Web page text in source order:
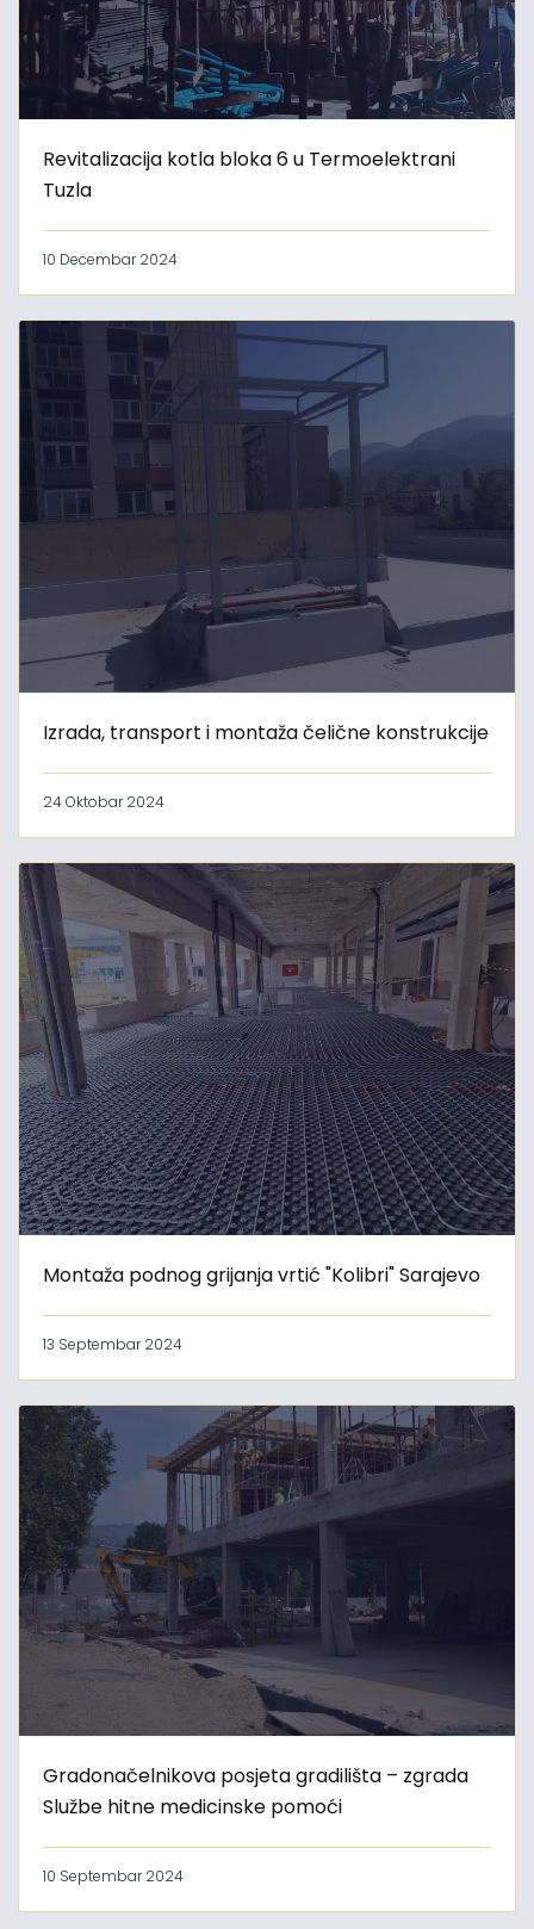
Revitalizacija kotla bloka 6 u Termoelektrani
Tuzla
10 Decembar 2024
Izrada, transport i montaža čelične konstrukcije
24 Oktobar 2024
Montaža podnog grijanja vrtić "Kolibri" Sarajevo
13 Septembar 2024
Gradonačelnikova posjeta gradilišta – zgrada
Službe hitne medicinske pomoći
10 Septembar 2024